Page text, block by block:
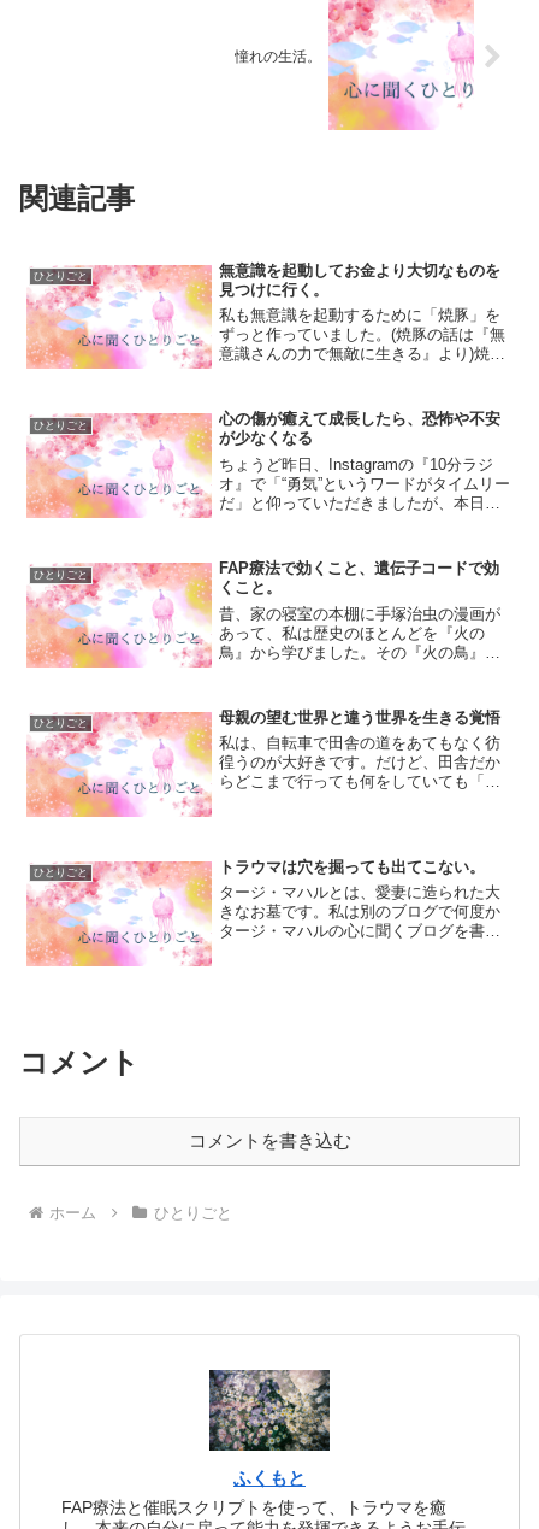
憧れの生活。
関連記事
ひとりごと
無意識を起動してお金より大切なものを
見つけに行く。
私も無意識を起動するために「焼豚」を
ずっと作っていました。(焼豚の話は『無
意識さんの力で無敵に生きる』より)焼豚
た。ある意味それは間違っていなかった
かもしれませんが、毎...
ひとりごと
心の傷が癒えて成長したら、恐怖や不安
が少なくなる
ちょうど昨日、Instagramの『10分ラジ
オ』で「“勇気”というワードがタイムリー
だ」と仰っていただきましたが、本日の
う、昼下がりの保育園でみんなで一列に
並んで川沿い...
ひとりごと
FAP療法で効くこと、遺伝子コードで効
くこと。
昔、家の寝室の本棚に手塚治虫の漫画が
あって、私は歴史のほとんどを『火の
鳥』から学びました。その『火の鳥』の
ストーリーが描かれていたのですが、私
が特に惹かれたのは八百比丘...
ひとりごと
母親の望む世界と違う世界を生きる覚悟
私は、自転車で田舎の道をあてもなく彷
徨うのが大好きです。だけど、田舎だか
らどこまで行っても何をしていても「一
したら楽しいのか分からない...
ひとりごと
トラウマは穴を掘っても出てこない。
タージ・マハルとは、愛妻に造られた大
きなお墓です。私は別のブログで何度か
タージ・マハルの心に聞くブログを書い
コメント
コメントを書き込む
ホーム ひとりごと
ふくもと
FAP療法と催眠スクリプトを使って、トラウマを癒